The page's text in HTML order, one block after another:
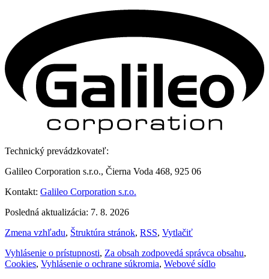
Technický prevádzkovateľ:
Galileo Corporation s.r.o., Čierna Voda 468, 925 06
Kontakt: Galileo Corporation s.r.o.
Posledná aktualizácia: 7. 8. 2026
Zmena vzhľadu, Štruktúra stránok, RSS, Vytlačiť
Vyhlásenie o prístupnosti, Za obsah zodpovedá správca obsahu,
Cookies, Vyhlásenie o ochrane súkromia, Webové sídlo